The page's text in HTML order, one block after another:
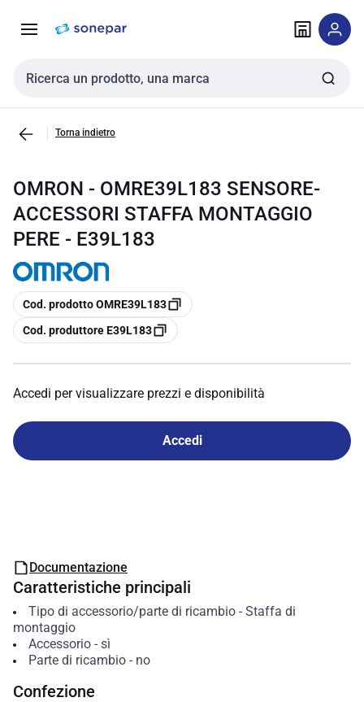
navigazione alla
Cerca input
Torna indietro
OMRON - OMRE39L183 SENSORE-
ACCESSORI STAFFA MONTAGGIO
PERE - E39L183
copia
Cod. prodotto OMRE39L183
copia
Cod. produttore E39L183
Accedi per visualizzare prezzi e disponibilità
Accedi
Documentazione
Caratteristiche principali
Tipo di accessorio/parte di ricambio- Staffa di
montaggio
Accessorio- sì
Parte di ricambio- no
Confezione